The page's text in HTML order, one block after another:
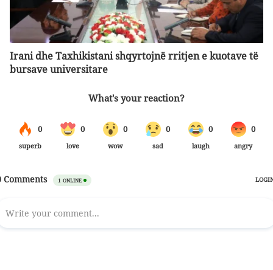
Irani dhe Taxhikistani shqyrtojnë rritjen e kuotave të
bursave universitare